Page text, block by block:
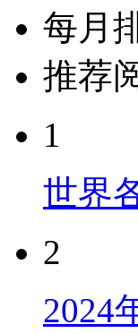
每月
推荐
1
世界
2
2024